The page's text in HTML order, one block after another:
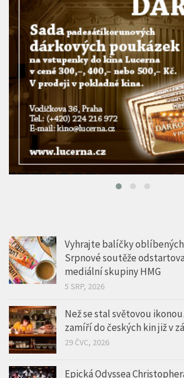
Vyhrajte balíčky
Srpnové soutěže
mediální skupiny HMG
5 SRP, 2026
Než se stal světovou
zamíří do českých kin již v
29 ČVC, 2026
Epická Odyssea